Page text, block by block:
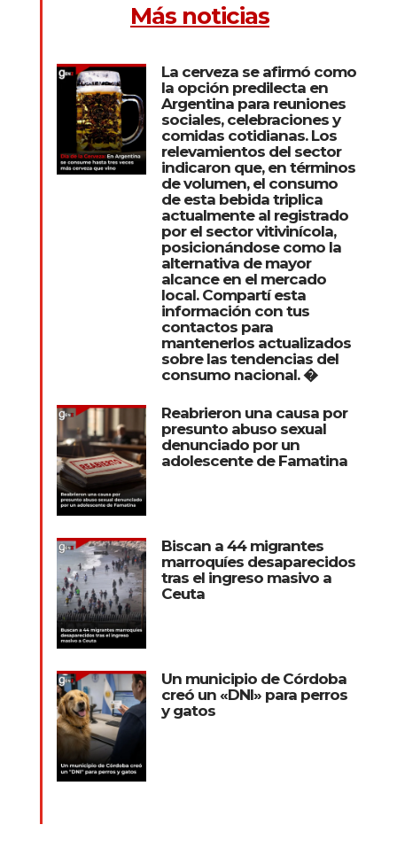
Más noticias
La cerveza se afirmó como
la opción predilecta en
Argentina para reuniones
sociales, celebraciones y
comidas cotidianas. Los
relevamientos del sector
indicaron que, en términos
de volumen, el consumo
de esta bebida triplica
actualmente al registrado
por el sector vitivinícola,
posicionándose como la
alternativa de mayor
alcance en el mercado
local. Compartí esta
información con tus
contactos para
mantenerlos actualizados
sobre las tendencias del
consumo nacional. �
Reabrieron una causa por
presunto abuso sexual
denunciado por un
adolescente de Famatina
Biscan a 44 migrantes
marroquíes desaparecidos
tras el ingreso masivo a
Ceuta
Un municipio de Córdoba
creó un «DNI» para perros
y gatos